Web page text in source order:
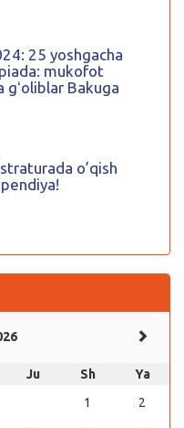
25 yoshgacha
mukofot
gʻoliblar Bakuga
o’qish
Ju Sh
Ya
1
2